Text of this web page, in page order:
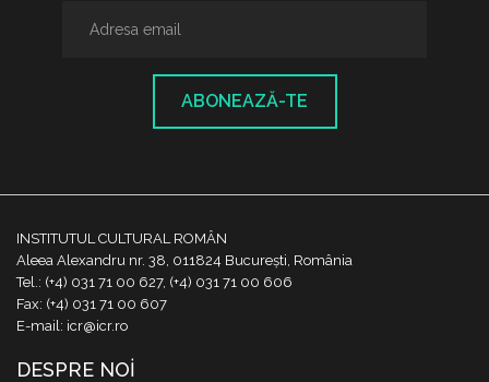
ABONEAZĂ-TE
INSTITUTUL CULTURAL ROMÂN
Aleea Alexandru nr. 38, 011824 București, România
Tel.: (+4) 031 71 00 627, (+4) 031 71 00 606
Fax: (+4) 031 71 00 607
E-mail: icr@icr.ro
DESPRE NOI